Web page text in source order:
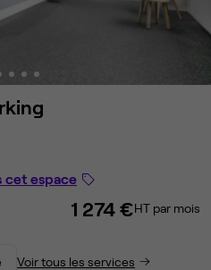
cet espace
1 274 €HT par mois
Voir tous les services